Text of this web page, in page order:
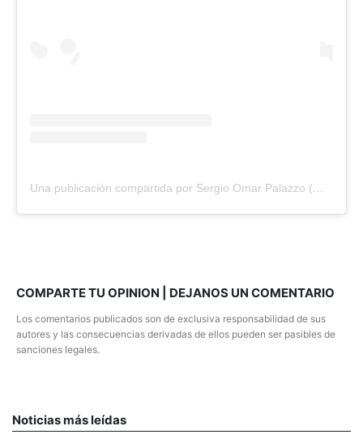
Una publicación compartida por Sergio Omar Palazzo (@sergiopalazzobancaria)
COMPARTE TU OPINION | DEJANOS UN COMENTARIO
Los comentarios publicados son de exclusiva responsabilidad de sus
autores y las consecuencias derivadas de ellos pueden ser pasibles de
sanciones legales.
Noticias más leídas